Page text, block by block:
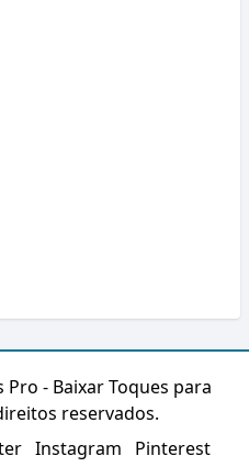
Pro - Baixar Toques para
reservados.
Instagram
Pinterest